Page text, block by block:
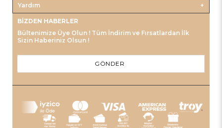
Yardım
BIZDEN HABERLER
Bültenimize Üye Olun ! Tüm İndirim ve Fırsatlardan İlk
Sizin Haberiniz Olsun !
GÖNDER